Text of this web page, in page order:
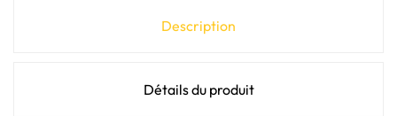
Description
Détails du produit